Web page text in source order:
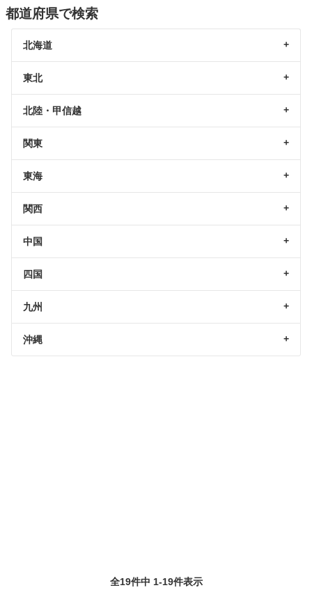
都道府県で検索
北海道
東北
北陸・甲信越
関東
東海
関西
中国
四国
九州
沖縄
全19件中 1-19件表示